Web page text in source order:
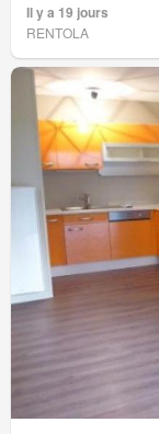
Il y a 19 jours
RENTOLA